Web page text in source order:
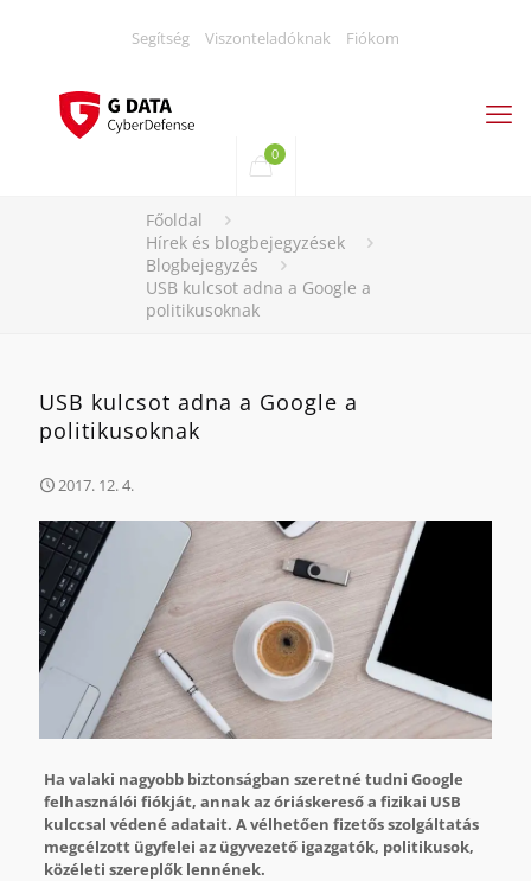
Segítség Viszonteladóknak Fiókom
0
Főoldal
Hírek és blogbejegyzések
Blogbejegyzés
USB kulcsot adna a Google a
politikusoknak
USB kulcsot adna a Google a
politikusoknak
2017. 12. 4.
Ha valaki nagyobb biztonságban szeretné tudni Google
felhasználói fiókját, annak az óriáskereső a fizikai USB
kulccsal védené adatait. A vélhetően fizetős szolgáltatás
megcélzott ügyfelei az ügyvezető igazgatók, politikusok,
közéleti szereplők lennének.